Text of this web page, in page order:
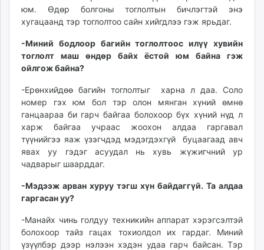
юм. Өдөр болгоны тоглолтын бичлэгтэй энэ
хугацаанд тэр тоглолтоо сайн хийгдлээ гэж ярьдаг.
-Миний бодлоор багийн тоглолтоос илүү хувийн
тоглолт маш өндөр байх ёстой юм байна гэж
ойлгож байна?
-Ерөнхийдөө багийн тоглолтыг харна л даа. Соло
номер гэх юм бол тэр олон мянган хүний өмнө
ганцаараа би гарч байгаа болохоор бүх хүний нүд л
харж байгаа учраас жоохон алдаа гаргавал
түүнийгээ яаж үзэгчдэд мэдэгдэхгүй буцаагаад авч
явах уу гэдэг асуудал нь хувь жүжигчний ур
чадварыг шаарддаг.
-Мэдээж арван хуруу тэгш хүн байдаггүй. Та алдаа
гаргасан уу?
-Манайх чинь голдуу техникийн аппарат хэрэгсэлтэй
болохоор тайз гацах тохиолдол их гардаг. Миний
үзүүлбэр дээр нэлээн хэдэн удаа гарч байсан. Тэр